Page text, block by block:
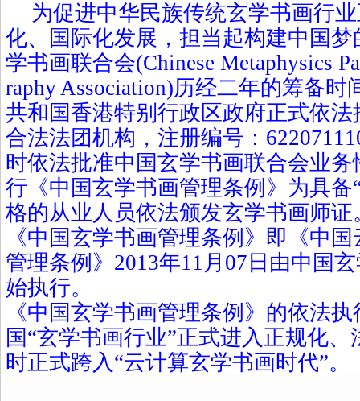
为促进中华民族传统玄学书画行
化、国际化发展，担当起构建中国
学书画联合会(Chinese Metaphysics
raphy Association)历经二年的筹备时
共和国香港特别行政区政府正式依
合法法团机构，注册编号：
时依法批准中国玄学书画联合会业
行《中国玄学书画管理条例》为具备
格的从业人员依法颁发玄学书画师证
《中国玄学书画管理条例》即《中
管理条例》 2013年11 月 07 日由中国
始执行。
《中国玄学书画管理条例》的依法
国“玄学书画行业”正式进入正规化
时正式跨入“云计算玄学书画时代”。